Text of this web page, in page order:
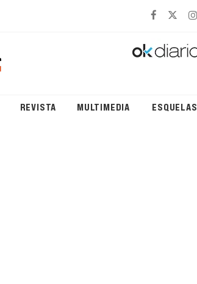
REVISTA MULTIMEDIA ESQUELAS